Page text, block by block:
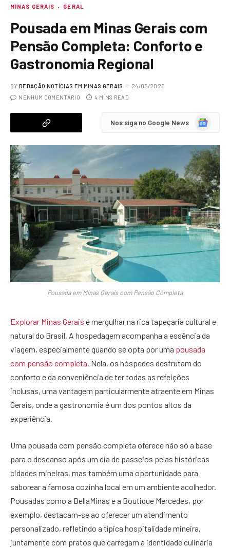
MINAS GERAIS GERAL
Pousada em Minas Gerais com
Pensão Completa: Conforto e
Gastronomia Regional
BY REDAÇÃO NOTÍCIAS EM MINAS GERAIS
24/05/2025
NENHUM COMENTÁRIO
4 MINS READ
Nos siga no Google News
Google
Pousada em Minas Gerais com Pensão Completa
Explorar Minas Gerais é mergulhar na rica tapeçaria cultural e
natural do Brasil. A hospedagem acompanha a essência da
viagem, especialmente quando se opta por uma pousada
com pensão completa. Nela, os hóspedes desfrutam do
conforto e da conveniência de ter todas as refeições
inclusas, uma vantagem particularmente atraente em Minas
Gerais, onde a gastronomia é um dos pontos altos da
experiência.
Uma pousada com pensão completa oferece não só a base
para o descanso após um dia de passeios pelas históricas
cidades mineiras, mas também uma oportunidade para
saborear a famosa cozinha local em um ambiente acolhedor.
Pousadas como a BellaMinas e a Boutique Mercedes, por
exemplo, destacam-se ao oferecer um atendimento
personalizado, refletindo a típica hospitalidade mineira,
juntamente com pratos que carregam a identidade culinária